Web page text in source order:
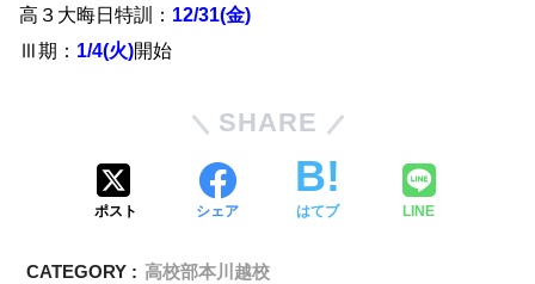
高３大晦日特訓： 12/31(金)
Ⅲ期： 1/4(火)開始
SHARE
ポスト シェア はてブ LINE
CATEGORY : 高校部本川越校